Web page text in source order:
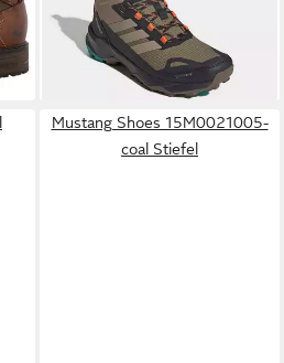
Winterstiefel wasserdicht
-25%
Mustang Shoes 15M0021005-
coal Stiefel